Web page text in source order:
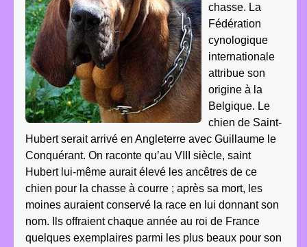
chasse. La
Fédération
cynologique
internationale
attribue son
origine à la
Belgique. Le
chien de Saint-
Hubert serait arrivé en Angleterre avec Guillaume le
Conquérant. On raconte qu’au VIII siècle, saint
Hubert lui-même aurait élevé les ancêtres de ce
chien pour la chasse à courre ; après sa mort, les
moines auraient conservé la race en lui donnant son
nom. Ils offraient chaque année au roi de France
quelques exemplaires parmi les plus beaux pour son